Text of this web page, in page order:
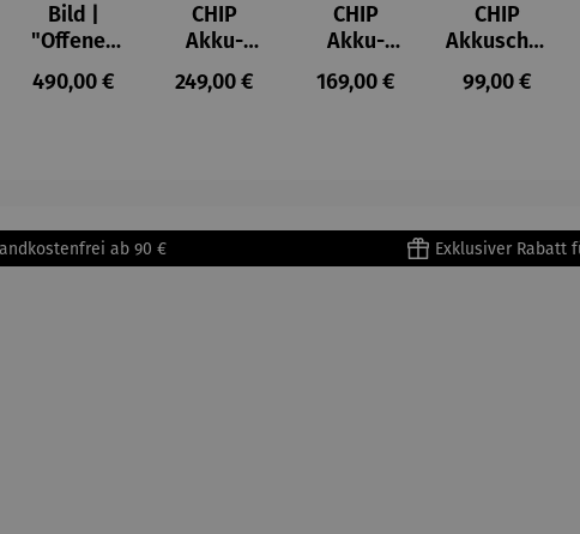
Bild |
"Offenes
Fenster in
Collioure"
Regulärer Preis:
490,00 €
CHIP
Akku-
Staubsau
ger
Regulärer Preis:
249,00 €
CHIP
Akku-
Staubsau
ger DS02
Regulärer Preis:
169,00 €
CHIP
Akkuschra
uber
Regulärer
99,00 €
ab 90 € Exklusiver Rabatt